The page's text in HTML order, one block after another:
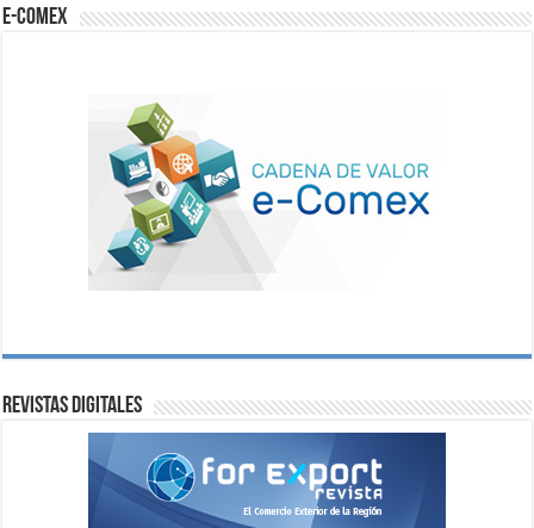
e-comex
Revistas digitales